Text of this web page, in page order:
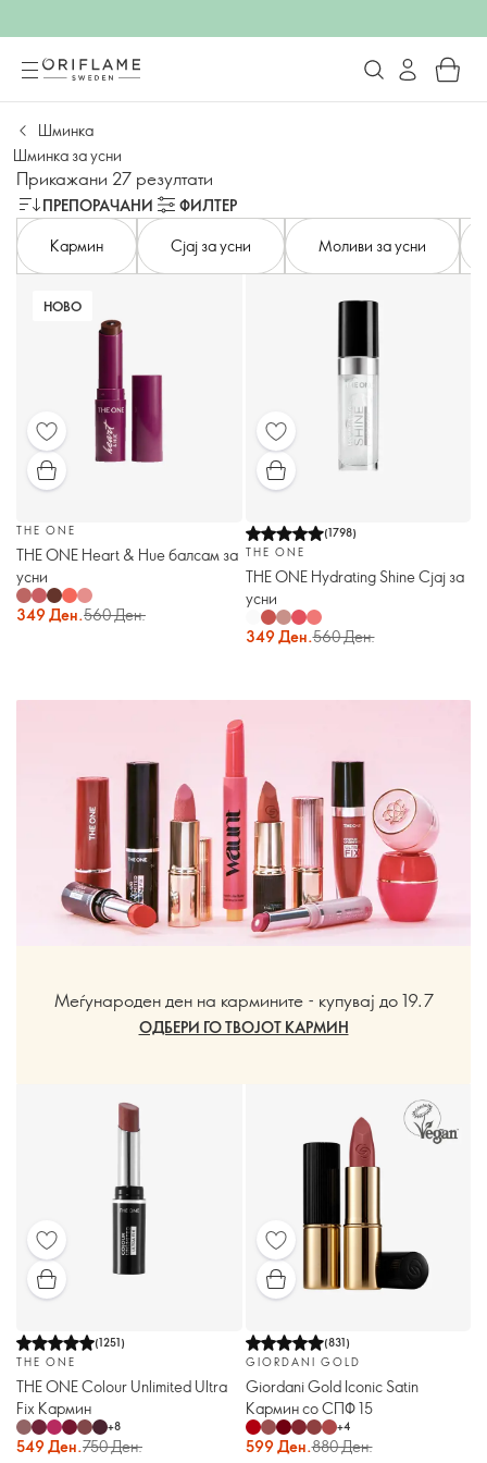
Шминка
Шминка за усни
Прикажани 27 резултати
ПРЕПОРАЧАНИ
ФИЛТЕР
Кармин
Сјај за усни Моливи за усни
Меѓународен ден на кармините - купувај до 19.7
ОДБЕРИ ГО ТВОЈОТ КАРМИН
НОВО
THE ONE
THE ONE Heart & Hue балсам за
усни
349 Ден.560 Ден.
(1798)
THE ONE
THE ONE Hydrating Shine Сјај за
усни
349 Ден.560 Ден.
(1251)
THE ONE
THE ONE Colour Unlimited Ultra
Fix Кармин
+8
549 Ден.750 Ден.
(831)
GIORDANI GOLD
Giordani Gold Iconic Satin
Кармин со СПФ 15
+4
599 Ден.880 Ден.